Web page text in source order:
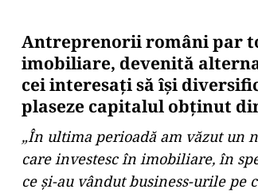
Antreprenorii români par
imobiliare, devenită
cei interesați să își
plaseze capitalul obținut
„În ultima perioadă am văzut un
care investesc în imobiliare, în
ce și-au vândut business-urile pe